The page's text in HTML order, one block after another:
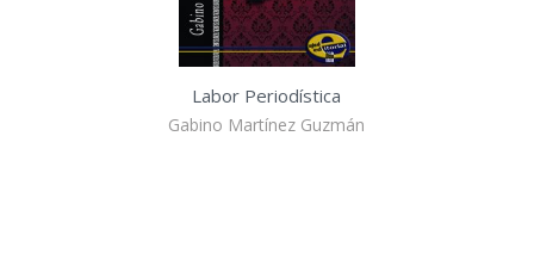
Labor Periodística
Gabino Martínez Guzmán